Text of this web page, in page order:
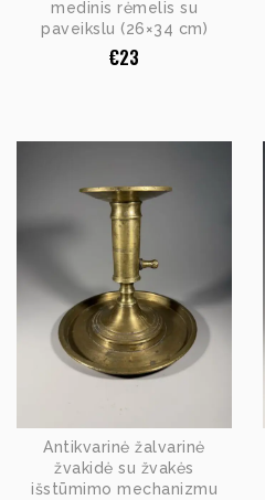
medinis rėmelis su
paveikslu (26×34 cm)
€23
Antikvarinė žalvarinė
žvakidė su žvakės
išstūmimo mechanizmu